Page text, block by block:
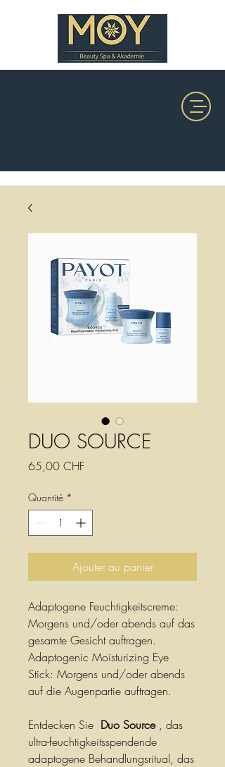
DUO SOURCE
65,00 CHFPrix
Quantité *
Ajouter au panier
Adaptogene Feuchtigkeitscreme:
Morgens und/oder abends auf das
gesamte Gesicht auftragen.
Adaptogenic Moisturizing Eye
Stick: Morgens und/oder abends
auf die Augenpartie auftragen.
Entdecken Sie Duo Source, das
ultra-feuchtigkeitsspendende
adaptogene Behandlungsritual, das